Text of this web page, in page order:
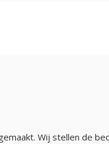
Wij stellen de